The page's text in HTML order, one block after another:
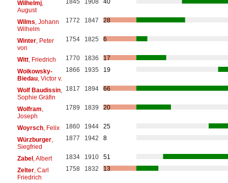
Wilhelmj,
August
1845 1908 40
Wilms , Johann
Wilhelm
1772 1847 28
Winter, Peter
von
1754 1825 6
Witt, Friedrich 1770 1836
17
Woikowsky-
Biedau, Victor v.
1866 1935 19
Wolf Baudissin,
Sophie Gräfin
1817 1894 66
Wolfram
Joseph
1789 1839 20
Woyrsch, Felix 1860 1944
25
Würzburger,
Siegfried
1877 1942 8
Zabel, Albert 1834 1910
51
Zelter, Carl
Friedrich
1758 1832 13